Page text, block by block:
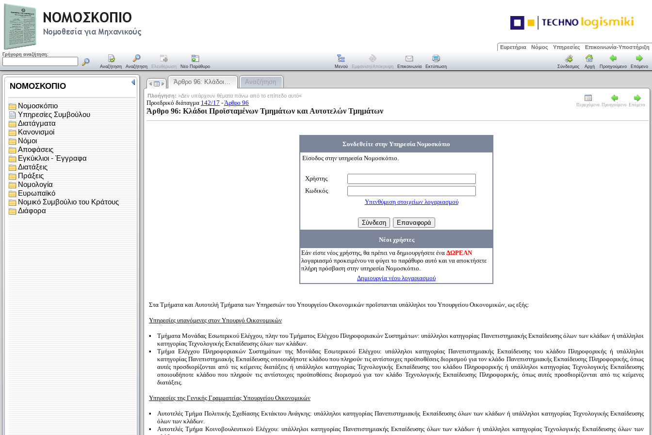
Ευρετήρια Νόμος Υπηρεσίες Επικοινωνία-Υποστήριξη
Γρήγορη αναζήτηση:
Αναζήτηση Αναζήτηση Ελευθέρωση Νέο Παράθυρο Μενού Εμφάνιση/απόκρυψη Επικοινωνία Εκτύπωση Σύνδεσμος Αρχή Προηγούμενο Επόμενο
Άρθρο 96: Κλάδοι… Αναζήτηση